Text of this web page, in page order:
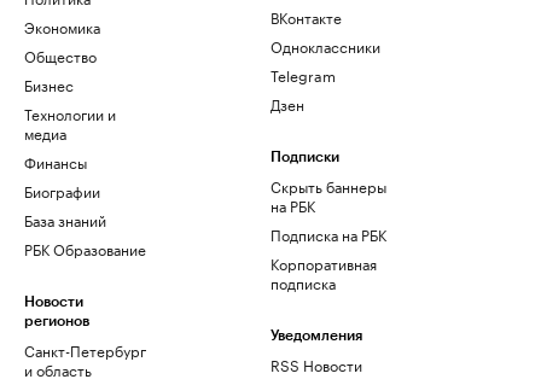
Экономика
Общество
Бизнес
Технологии и
медиа
Финансы
Биографии
База знаний
РБК Образование
Новости
регионов
Санкт-Петербург
и область
ВКонтакте
Одноклассники
Telegram
Дзен
Подписки
Скрыть баннеры
на РБК
Подписка на РБК
Корпоративная
подписка
Уведомления
RSS Новости